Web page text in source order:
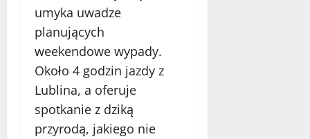
umyka uwadze
planujących
weekendowe wypady.
Około 4 godzin jazdy z
Lublina, a oferuje
spotkanie z dziką
przyrodą, jakiego nie